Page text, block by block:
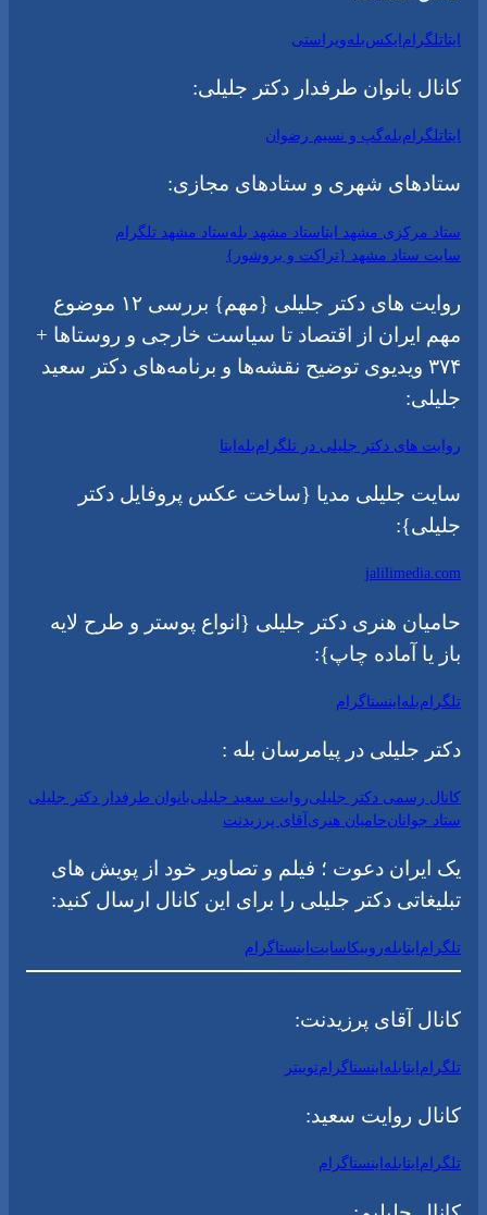
ایتاتلگرامایکسبلهویراستی
کانال بانوان طرفدار دکتر جلیلی:
ایتاتلگرامبلهگپ و نسیم رضوان
ستادهای شهری و ستادهای مجازی:
ستاد مرکزی مشهد ایتاستاد مشهد بلهستاد مشهد تلگرام
سایت ستاد مشهد {تراکت و بروشور}
روایت های دکتر جلیلی {مهم} بررسی ۱۲ موضوع
مهم ایران از اقتصاد تا سیاست خارجی و روستاها +
۳۷۴ ویدیوی توضیح نقشه‌ها و برنامه‌های دکتر سعید
جلیلی:
روایت های دکتر جلیلی در تلگرامبلهایتا
سایت جلیلی مدیا {ساخت عکس پروفایل دکتر
جلیلی}:
jalilimedia.com
حامیان هنری دکتر جلیلی {انواع پوستر و طرح لایه
باز یا آماده چاپ}:
تلگرامبلهاینستاگرام
دکتر جلیلی در پیامرسان بله :
کانال رسمی دکتر جلیلیروایت سعید جلیلیبانوان طرفدار دکتر جلیلی
ستاد جوانانحامیان هنریآقای پرزیدنت
یک ایران دعوت ؛ فیلم و تصاویر خود از پویش های
تبلیغاتی دکتر جلیلی را برای این کانال ارسال کنید:
تلگرامایتابلهروبیکاسایتاینستاگرام
کانال آقای پرزیدنت:
تلگرامایتابلهاینستاگرامتوییتر
کانال روایت سعید:
تلگرامایتابلهاینستاگرام